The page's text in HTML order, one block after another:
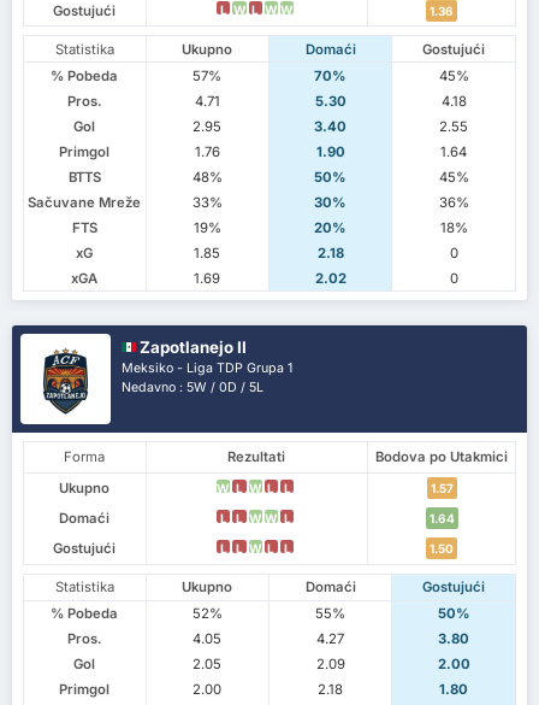
Gostujući L W L W W 1.36
Statistika Ukupno Domaći
Gostujući
% Pobeda
57% 70%
45%
Pros.
4.71 5.30
4.18
Gol
2.95 3.40
2.55
Primgol
1.76 1.90
1.64
BTTS
48% 50%
45%
Sačuvane Mreže
33% 30%
36%
FTS
19% 20%
18%
xG
1.85 2.18
0
xGA
1.69 2.02 0
Zapotlanejo II
Meksiko - Liga TDP Grupa 1
Nedavno : 5W / 0D / 5L
Forma Rezultati
Bodova po Utakmici
Ukupno
W L W L L 1.57
Domaći L L W W L 1.64
Gostujući L L W L L 1.50
Statistika Ukupno Domaći
Gostujući
% Pobeda
52% 55%
50%
Pros.
4.05 4.27
3.80
Gol
2.05 2.09
2.00
Primgol
2.00 2.18
1.80